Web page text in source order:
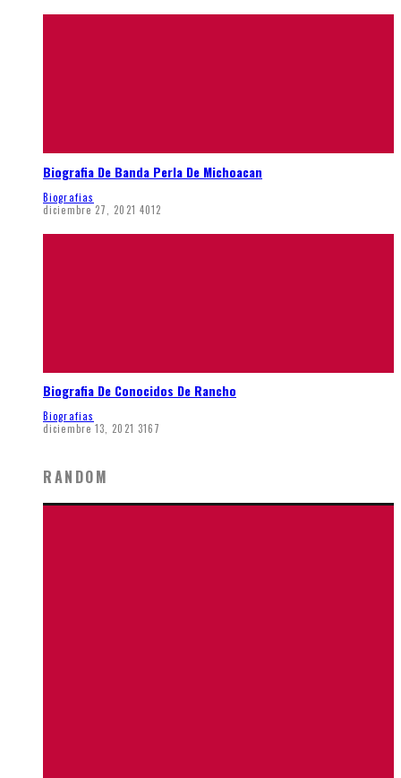
Biografia De Banda Perla De Michoacan
Biografias
diciembre 27, 2021 4012
Biografia De Conocidos De Rancho
Biografias
diciembre 13, 2021 3167
RANDOM